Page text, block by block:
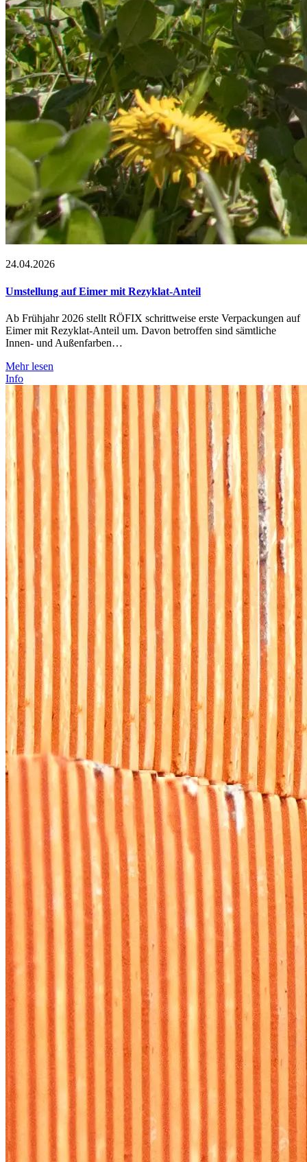
24.04.2026
Umstellung auf Eimer mit Rezyklat-Anteil
Ab Frühjahr 2026 stellt RÖFIX schrittweise erste Verpackungen auf
Eimer mit Rezyklat-Anteil um. Davon betroffen sind sämtliche
Innen- und Außenfarben…
Mehr lesen
Info